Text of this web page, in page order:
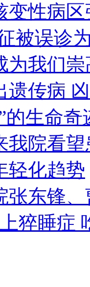
变性病
被误诊
为我们
遗传病
的生命奇
我院看
轻化趋势
张东锋
猝睡症